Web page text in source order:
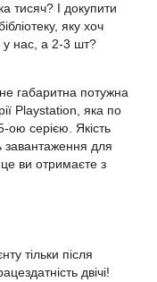
тисяч? І докупити
яку хоч
у нас, а 2-3 шт?
габаритна потужна
Playstation, яка по
ою серією. Якість
завантаження для
ви отримаєте з
тільки після
двічі!